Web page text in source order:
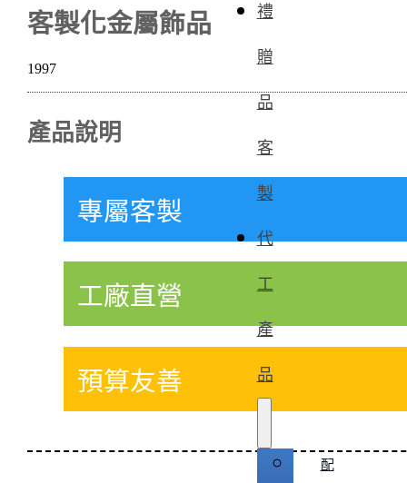
禮
贈
品
客
製
代
工
產
品
配
客製化金屬飾品
1997
產品說明
專屬客製
工廠直營
預算友善